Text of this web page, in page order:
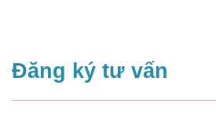
Đăng ký tư vấn